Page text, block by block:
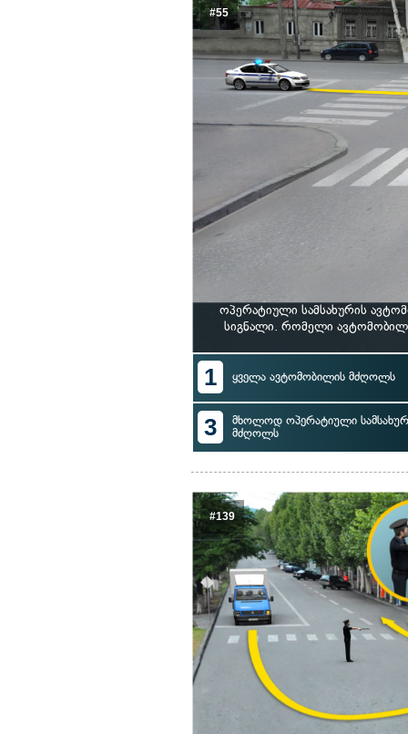
#55
ოპერატიული სამსახურის
სიგნალი. რომელი
1 ყველა ავტომობილის მძღოლს
3
მხოლოდ ოპერატიული
მძღოლს
#139